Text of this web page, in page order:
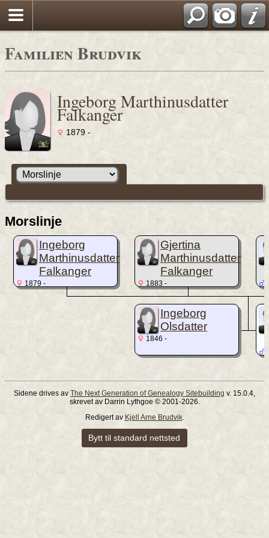
Familien Brudvik
Ingeborg Marthinusdatter
Falkanger
1879 -
Morslinje
Ingeborg
Marthinusdatter
Falkanger
1879 -
Gjertina
Marthinusdatter
Falkanger
1883 -
Ingeborg
Olsdatter
1846 -
Sidene drives av The Next Generation of Genealogy Sitebuilding v. 15.0.4,
skrevet av Darrin Lythgoe © 2001-2026.
Redigert av Kjell Arne Brudvik.
Bytt til standard nettsted